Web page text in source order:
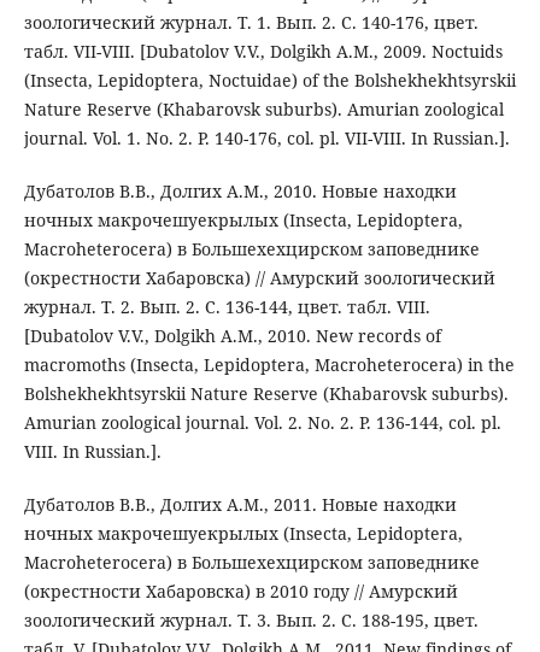
зоологический журнал. Т. 1. Вып. 2. С. 140-176, цвет.
табл. VII-VIII. [Dubatolov V.V., Dolgikh A.M., 2009. Noctuids
(Insecta, Lepidoptera, Noctuidae) of the Bolshekhekhtsyrskii
Nature Reserve (Khabarovsk suburbs). Amurian zoological
journal. Vol. 1. No. 2. P. 140-176, col. pl. VII-VIII. In Russian.].
Дубатолов В.В., Долгих А.М., 2010. Новые находки
ночных макрочешуекрылых (Insecta, Lepidoptera,
Macroheterocera) в Большехехцирском заповеднике
(окрестности Хабаровска) // Амурский зоологический
журнал. Т. 2. Вып. 2. С. 136-144, цвет. табл. VIII.
[Dubatolov V.V., Dolgikh A.M., 2010. New records of
macromoths (Insecta, Lepidoptera, Macroheterocera) in the
Bolshekhekhtsyrskii Nature Reserve (Khabarovsk suburbs).
Amurian zoological journal. Vol. 2. No. 2. P. 136-144, col. pl.
VIII. In Russian.].
Дубатолов В.В., Долгих А.М., 2011. Новые находки
ночных макрочешуекрылых (Insecta, Lepidoptera,
Macroheterocera) в Большехехцирском заповеднике
(окрестности Хабаровска) в 2010 году // Амурский
зоологический журнал. Т. 3. Вып. 2. С. 188-195, цвет.